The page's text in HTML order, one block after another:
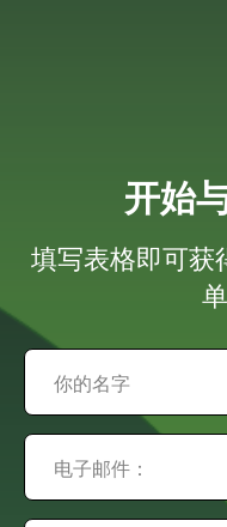
开始
填写表格即可获